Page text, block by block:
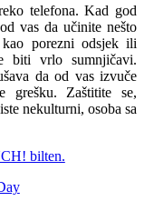
telefona. Kad god
vas da učinite nešto
porezni odsjek ili
biti vrlo sumnjičavi.
da od vas izvuče
grešku. Zaštitite se,
nekulturni, osoba sa
bilten.